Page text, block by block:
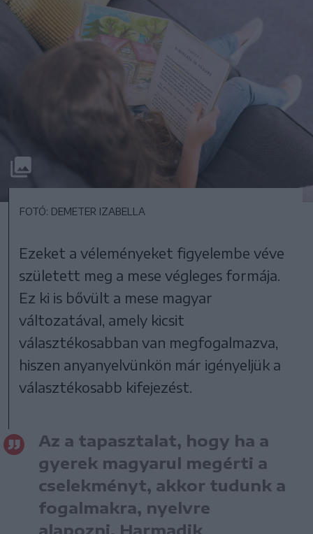
FOTÓ: DEMETER IZABELLA
Ezeket a véleményeket figyelembe véve
született meg a mese végleges formája.
Ez ki is bővült a mese magyar
változatával, amely kicsit
választékosabban van megfogalmazva,
hiszen anyanyelvünkön már igényeljük a
választékosabb kifejezést.
Az a tapasztalat, hogy ha a
gyerek magyarul megérti a
cselekményt, akkor tudunk a
fogalmakra, nyelvre